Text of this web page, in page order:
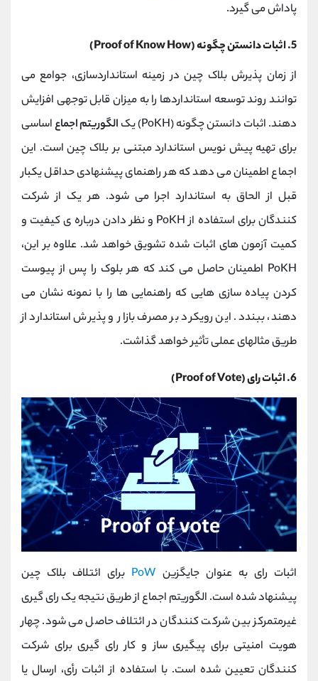
پاداش می گیرد.
5. اثبات دانستن چگونه (Proof of Know How)
از زمان پذیرش بلاک چین در زمینه استانداردسازی، جوامع می
توانند روند توسعه استانداردها را به میزان قابل توجهی افزایش
دهند. اثبات دانستن چگونه (PoKH) یک
الگوریتم اجماعاساسی
برای تهیه پیش نویس استاندارد مبتنی بر بلاک چین است. این
اجماع اطمینان می دهد که هر راهنمای پیشنهادی حداقل یکبار
قبل از الحاق به استاندارد اجرا می شود. هر یک از شرکت
کنندگان برای استفاده از PoKH و نظر دادن درباره ی کیفیت و
کمیت آزمون های اثبات شده تشویق خواهد شد. علاوه بر این،
PoKH اطمینان حاصل می کند که هر بلوک را پس از پیوست
کردن پیاده سازی هایی که راهنمایی ها را با نمونه نشان می
دهند، ببندد. این رویکرد بر مصرف بازار و پذیرش استاندارد از
طریق مثالهای عملی تأثیر خواهد گذاشت.
6. اثبات رای (Proof of Vote)
اثبات رای به عنوان جایگزین PoW برای ائتلاف بلاک چین
پیشنهاد شده است. الگوریتم اجماع از طریق نتیجه یک رای گیری
غیرمتمرکز بین شرکت کنندگان در ائتلاف حاصل می شود. چهار
هویت امنیتی برای پیگیری ساز و کار رای گیری برای شرکت
کنندگان تعیین شده است. با استفاده از اثبات رأی، ارسال یا